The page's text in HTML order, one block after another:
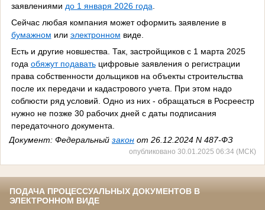
заявлениями до 1 января 2026 года
Сейчас любая компания может оформить заявление в
бумажном или электронном виде.
Есть и другие новшества. Так, застройщиков с 1 марта 2025
года обяжут подаватьцифровые заявления о регистрации
права собственности дольщиков на объекты строительства
после их передачи и кадастрового учета. При этом надо
соблюсти ряд условий. Одно из них - обращаться в Росреестр
нужно не позже 30 рабочих дней с даты подписания
передаточного документа.
Документ: Федеральный закон от 26.12.2024 N 487-ФЗ
опубликовано 30.01.2025 06:34 (МСК)
ПОДАЧА ПРОЦЕССУАЛЬНЫХ ДОКУМЕНТОВ В
ЭЛЕКТРОННОМ ВИДЕ